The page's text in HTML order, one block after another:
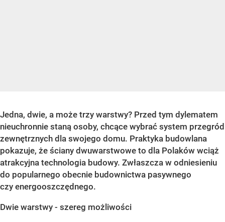
Jedna, dwie, a może trzy warstwy? Przed tym dylematem
nieuchronnie staną osoby, chcące wybrać system przegród
zewnętrznych dla swojego domu. Praktyka budowlana
pokazuje, że ściany dwuwarstwowe to dla Polaków wciąż
atrakcyjna technologia budowy. Zwłaszcza w odniesieniu
do popularnego obecnie budownictwa pasywnego
czy energooszczędnego.
Dwie warstwy - szereg możliwości